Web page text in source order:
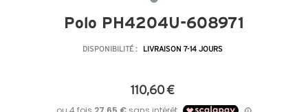
Polo PH4204U-608971
DISPONIBILITÉ : LIVRAISON 7-14 JOURS
110,60 €